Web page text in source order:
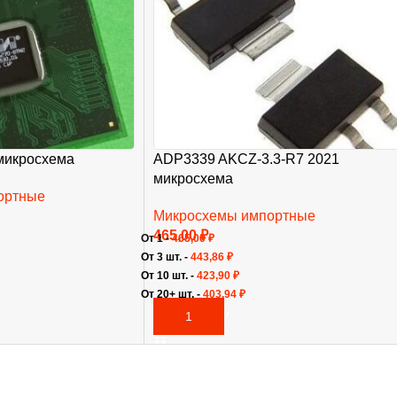
ADP3339 AKCZ-3.3-R7 2021
микросхема
Микросхемы импортные
465,00₽
В КОРЗИНУ
От 1 -465,00₽
От 3 шт. - 443,86 ₽
От 10 шт. - 423,90 ₽
От 20+ шт. - 403,94 ₽